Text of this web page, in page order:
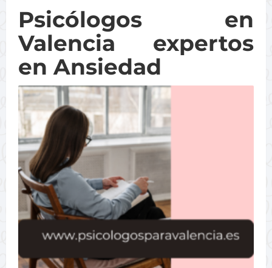
Psicólogos en
Valencia expertos
en Ansiedad